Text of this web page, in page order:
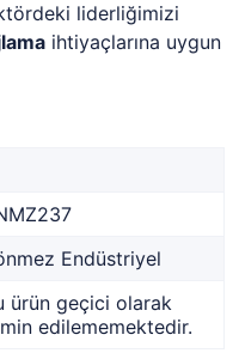
liderliğimizi
ihtiyaçlarına uygun
Endüstriyel
ürün geçici olarak
edilememektedir.